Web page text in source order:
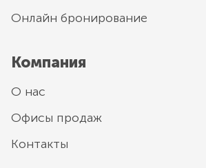
Онлайн бронирование
Компания
О нас
Офисы продаж
Контакты